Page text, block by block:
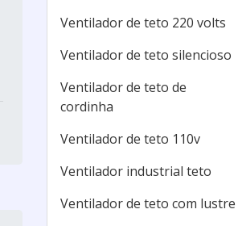
Ventilador de teto 220 volts
Ventilador de teto silencioso
Ventilador de teto de
cordinha
Ventilador de teto 110v
Ventilador industrial teto
Ventilador de teto com lustre